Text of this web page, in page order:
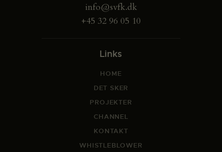
info@svfk.dk
+45 32 96 05 10
Links
HOME
DET SKER
PROJEKTER
CHANNEL
KONTAKT
WHISTLEBLOWER